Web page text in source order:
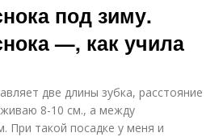
Чеснок в ноябре
Грядки под чеснок
под зиму.
—, как учила
две длины зубка, расстояние
8-10 см., а между
При такой посадке у меня и